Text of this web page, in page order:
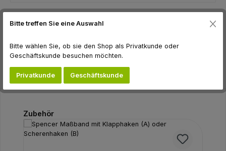
Beschreibung
Bewertungen
Produktgalerie überspringen
Zubehör
Bitte treffen Sie eine Auswahl
Bitte wählen Sie, ob sie den Shop als Privatkunde oder
Geschäftskunde besuchen möchten.
Privatkunde Geschäftskunde